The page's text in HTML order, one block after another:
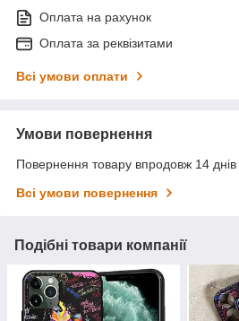
Оплата на рахунок
Оплата за реквізитами
Всі умови оплати
Умови повернення
Повернення товару впродовж 14 днів
Всі умови повернення
Подібні товари компанії